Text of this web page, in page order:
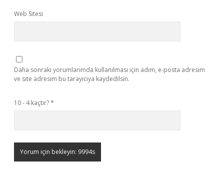
Web Sitesi
Daha sonraki yorumlarımda kullanılması için adım, e-posta adresim
ve site adresim bu tarayıcıya kaydedilsin.
10 - 4 kaçtır?*